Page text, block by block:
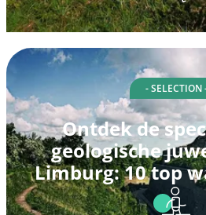
- SELECTION
Ontdek de
geologische
Limburg: 10 top